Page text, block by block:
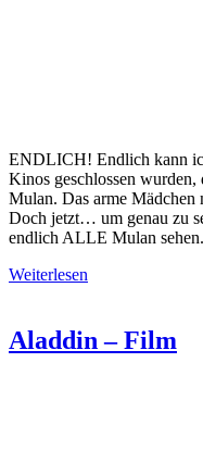
ENDLICH! Endlich kann
Kinos geschlossen
Mulan. Das arme Mädchen
Doch jetzt… um genau zu
endlich ALLE Mulan
Weiterlesen
Aladdin – Film